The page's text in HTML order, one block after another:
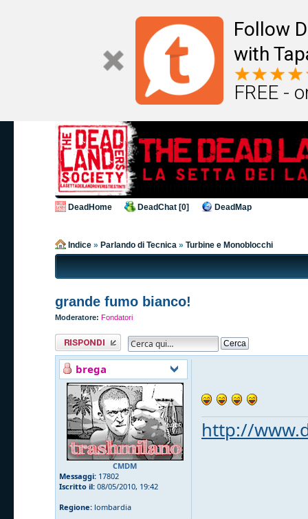
Follow
with
FREE -
DeadHome DeadChat [0] DeadMap
Indice » Parlando di Tecnica » Turbine e Monoblocchi
grande fumo bianco!
Moderatore: Fondatori
Rispondi al
messaggio
brega
CMDM
Messaggi: 17802
Iscritto il: 08/05/2010, 19:42
Regione: lombardia
http://